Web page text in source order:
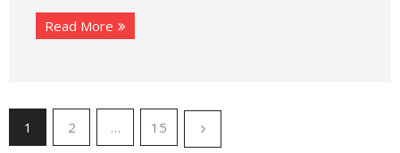
Read More
1 2 … 15